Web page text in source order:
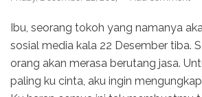
Ibu, seorang tokoh yang namanya
sosial media kala 22 Desember tiba.
orang akan merasa berutang jasa.
paling ku cinta, aku ingin